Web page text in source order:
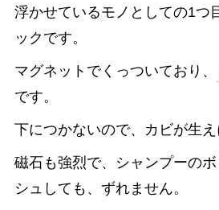
浮かせているモノとしての1つ
ックです。
マグネットでくっついており、
です。
下につかないので、カビが生え
磁石も強烈で、シャンプーの
シュしても、ずれません。